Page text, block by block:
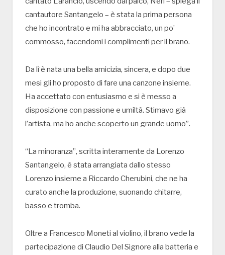
cantautore Santangelo – è stata la prima persona
che ho incontrato e mi ha abbracciato, un po’
commosso, facendomi i complimenti per il brano.
Da lì è nata una bella amicizia, sincera, e dopo due
mesi gli ho proposto di fare una canzone insieme.
Ha accettato con entusiasmo e si è messo a
disposizione con passione e umiltà. Stimavo già
l’artista, ma ho anche scoperto un grande uomo”.
“La minoranza”, scritta interamente da Lorenzo
Santangelo, è stata arrangiata dallo stesso
Lorenzo insieme a Riccardo Cherubini, che ne ha
curato anche la produzione, suonando chitarre,
basso e tromba.
Oltre a Francesco Moneti al violino, il brano vede la
partecipazione di Claudio Del Signore alla batteria e